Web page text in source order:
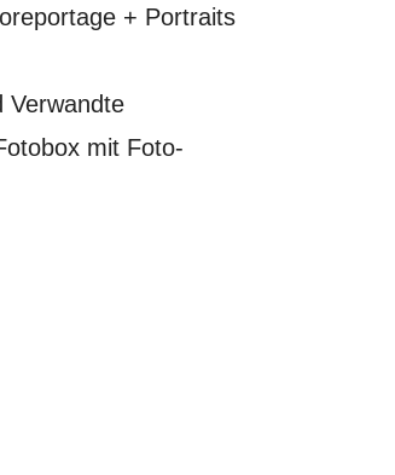
+ Portraits
Verwandte
mit Foto-